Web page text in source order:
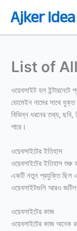
Ajker Idea
List of
ওয়েবসাইট হল
ডোমেইন নামের সাথে
বিভিন্ন ধরনের তথ্য, ছবি,
পারে।
ওয়েবসাইটের ইতিহাস
ওয়েবসাইটের ইতিহাস
একটি নতুন প্রযুক্তি ছিল
ওয়েবসাইটগুলি আরও জটিল
ওয়েবসাইটের কাজ
ওয়েবসাইটের কাজ অনেক